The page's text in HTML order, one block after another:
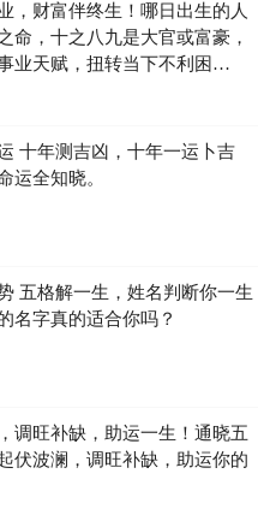
，财富伴终生！哪日出生的人
命，十之八九是大官或富豪，
业天赋，扭转当下不利困
十年测吉凶，十年一运卜吉
运全知晓。
五格解一生，姓名判断你一生
名字真的适合你吗？
调旺补缺，助运一生！通晓五
伏波澜，调旺补缺，助运你的